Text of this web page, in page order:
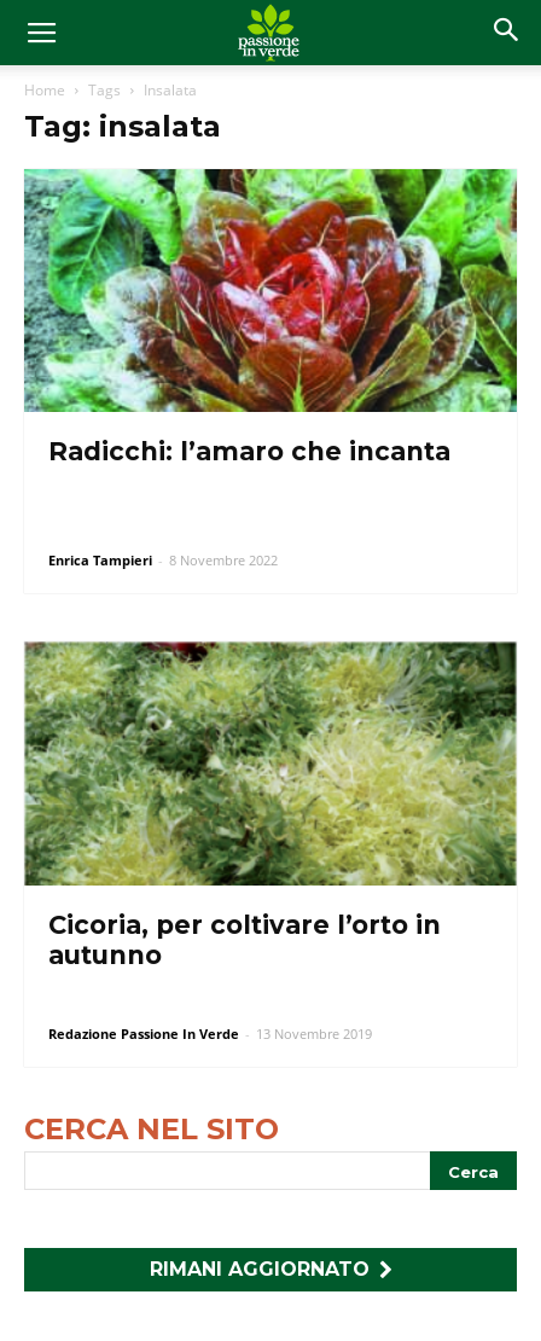
Home Tags Insalata
Tag: insalata
Radicchi: l’amaro che incanta
Enrica Tampieri - 8 Novembre 2022
Cicoria, per coltivare l’orto in
autunno
Redazione Passione In Verde - 13 Novembre 2019
CERCA NEL SITO
RIMANI AGGIORNATO